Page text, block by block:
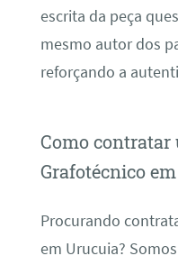
escrita da peça
mesmo autor dos
reforçando a
Como contratar
Grafotécnico
Procurando
em Urucuia?